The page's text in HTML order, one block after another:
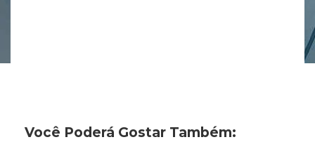
Você Poderá Gostar Também: